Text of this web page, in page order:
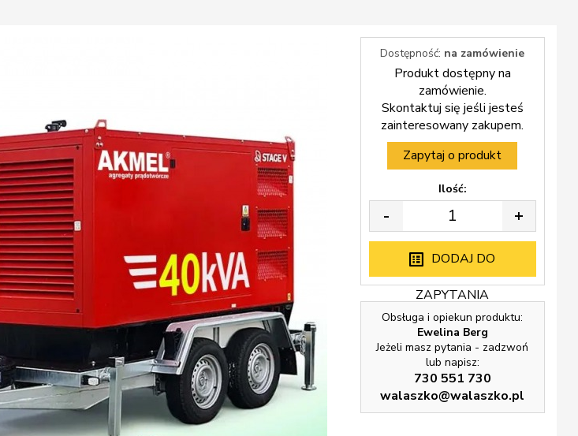
Dostępność: na zamówienie
Produkt dostępny na
zamówienie.
Skontaktuj się jeśli jesteś
zainteresowany zakupem.
Zapytaj o produkt
Ilość:
- +
DODAJ DO
ZAPYTANIA
Obsługa i opiekun produktu:
Ewelina Berg
Jeżeli masz pytania - zadzwoń
lub napisz:
730 551 730
walaszko@walaszko.pl